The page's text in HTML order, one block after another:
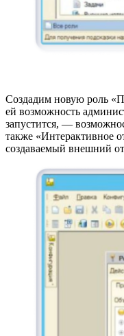
Создадим новую роль
ей возможность
запустится, —
также «Интерактивное
создаваемый внешний